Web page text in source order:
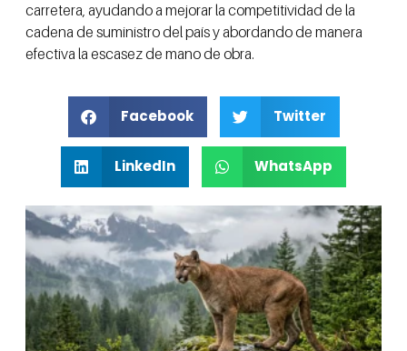
carretera, ayudando a mejorar la competitividad de la
cadena de suministro del país y abordando de manera
efectiva la escasez de mano de obra.
Facebook Twitter
LinkedIn WhatsApp